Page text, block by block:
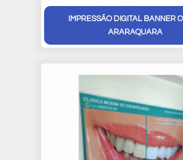
IMPRESSÃO DIGITAL BANNER
ARARAQUARA